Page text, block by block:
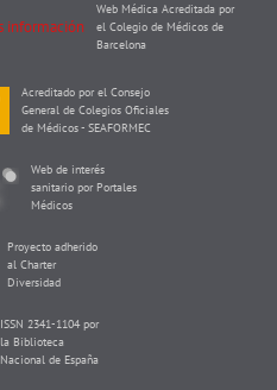
Web Médica Acreditada por
el Colegio de Médicos de
Barcelona
Acreditado por el Consejo
General de Colegios Oficiales
de Médicos - SEAFORMEC
Web de interés
sanitario por Portales
Médicos
Proyecto adherido
al Charter
Diversidad
ISSN 2341-1104 por
la Biblioteca
Nacional de España